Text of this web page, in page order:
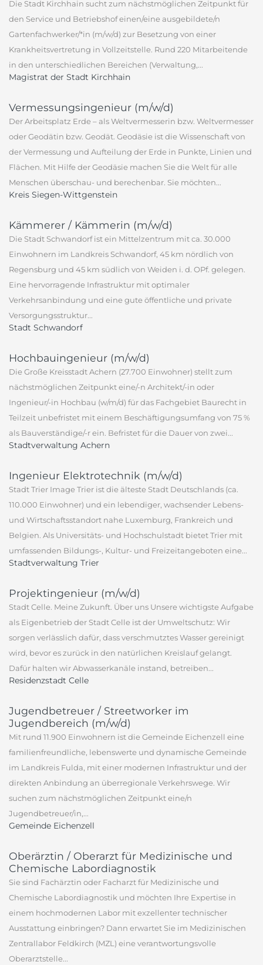
Die Stadt Kirchhain sucht zum nächstmöglichen Zeitpunkt für
den Service und Betriebshof einen/eine ausgebildete/n
Gartenfachwerker/*in (m/w/d) zur Besetzung von einer
Krankheitsvertretung in Vollzeitstelle. Rund 220 Mitarbeitende
in den unterschiedlichen Bereichen (Verwaltung,...
Magistrat der Stadt Kirchhain
Vermessungsingenieur (m/w/d)
Der Arbeitsplatz Erde – als Weltvermesserin bzw. Weltvermesser
oder Geodätin bzw. Geodät. Geodäsie ist die Wissenschaft von
der Vermessung und Aufteilung der Erde in Punkte, Linien und
Flächen. Mit Hilfe der Geodäsie machen Sie die Welt für alle
Menschen überschau- und berechenbar. Sie möchten...
Kreis Siegen-Wittgenstein
Kämmerer / Kämmerin (m/w/d)
Die Stadt Schwandorf ist ein Mittelzentrum mit ca. 30.000
Einwohnern im Landkreis Schwandorf, 45 km nördlich von
Regensburg und 45 km südlich von Weiden i. d. OPf. gelegen.
Eine hervorragende Infrastruktur mit optimaler
Verkehrsanbindung und eine gute öffentliche und private
Versorgungsstruktur...
Stadt Schwandorf
Hochbauingenieur (m/w/d)
Die Große Kreisstadt Achern (27.700 Einwohner) stellt zum
nächstmöglichen Zeitpunkt eine/-n Architekt/-in oder
Ingenieur/-in Hochbau (w/m/d) für das Fachgebiet Baurecht in
Teilzeit unbefristet mit einem Beschäftigungsumfang von 75 %
als Bauverständige/-r ein. Befristet für die Dauer von zwei...
Stadtverwaltung Achern
Ingenieur Elektrotechnik (m/w/d)
Stadt Trier Image Trier ist die älteste Stadt Deutschlands (ca.
110.000 Einwohner) und ein lebendiger, wachsender Lebens-
und Wirtschaftsstandort nahe Luxemburg, Frankreich und
Belgien. Als Universitäts- und Hochschulstadt bietet Trier mit
umfassenden Bildungs-, Kultur- und Freizeitangeboten eine...
Stadtverwaltung Trier
Projektingenieur (m/w/d)
Stadt Celle. Meine Zukunft. Über uns Unsere wichtigste Aufgabe
als Eigenbetrieb der Stadt Celle ist der Umweltschutz: Wir
sorgen verlässlich dafür, dass verschmutztes Wasser gereinigt
wird, bevor es zurück in den natürlichen Kreislauf gelangt.
Dafür halten wir Abwasserkanäle instand, betreiben...
Residenzstadt Celle
Jugendbetreuer / Streetworker im
Jugendbereich (m/w/d)
Mit rund 11.900 Einwohnern ist die Gemeinde Eichenzell eine
familienfreundliche, lebenswerte und dynamische Gemeinde
im Landkreis Fulda, mit einer modernen Infrastruktur und der
direkten Anbindung an überregionale Verkehrswege. Wir
suchen zum nächstmöglichen Zeitpunkt eine/n
Jugendbetreuer/in,...
Gemeinde Eichenzell
Oberärztin / Oberarzt für Medizinische und
Chemische Labordiagnostik
Sie sind Fachärztin oder Facharzt für Medizinische und
Chemische Labordiagnostik und möchten Ihre Expertise in
einem hochmodernen Labor mit exzellenter technischer
Ausstattung einbringen? Dann erwartet Sie im Medizinischen
Zentrallabor Feldkirch (MZL) eine verantwortungsvolle
Oberarztstelle...